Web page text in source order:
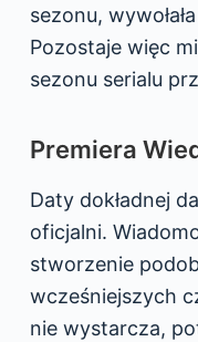
sezonu,
Pozostaje więc
sezonu serialu
Premiera
Daty dokładnej
oficjalni.
stworzenie
wcześniejszych
nie wystarcza,